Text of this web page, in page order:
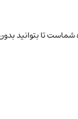
تا بتوانید بدون